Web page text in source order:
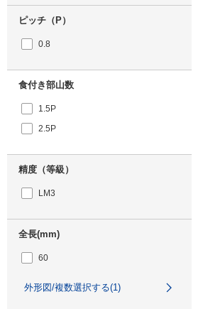
ピッチ（P）
0.8
食付き部山数
1.5P
2.5P
精度（等級）
LM3
全長(mm)
60
外形図/複数選択する(1)